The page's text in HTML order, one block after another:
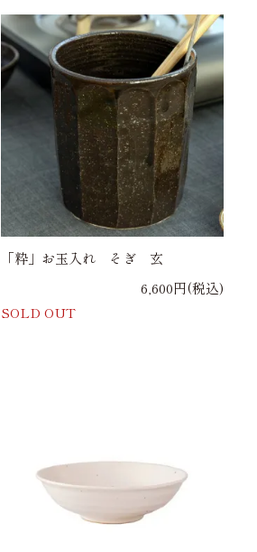
「粋」お玉入れ そぎ 玄
6,600円(税込)
SOLD OUT